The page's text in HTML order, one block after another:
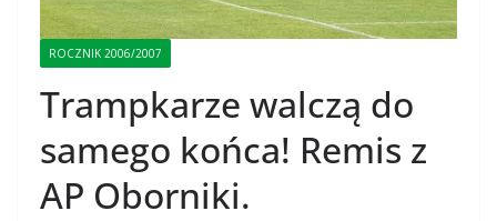
ROCZNIK 2006/2007
Trampkarze walczą do
samego końca! Remis z
AP Oborniki.